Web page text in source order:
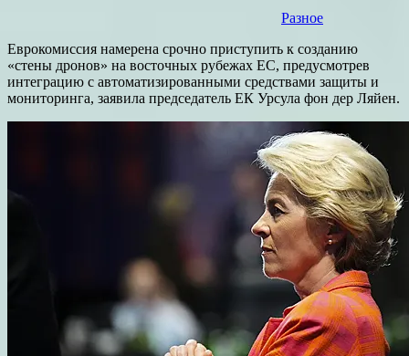
Разное
Еврокомиссия намерена срочно приступить к созданию
«стены дронов» на восточных рубежах ЕС, предусмотрев
интеграцию с автоматизированными средствами защиты и
мониторинга, заявила председатель ЕК Урсула фон дер Ляйен.